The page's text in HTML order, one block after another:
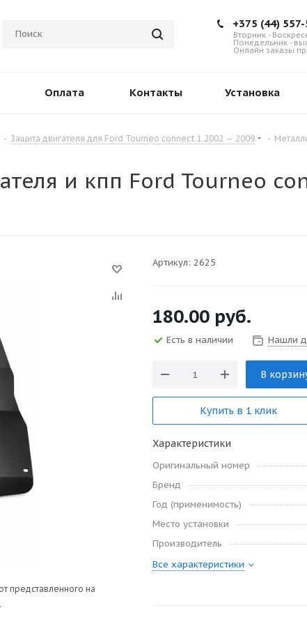
+375 (44)
Вторник -
Понедельник -
Онлайн заказы
Оплата Контакты Установка
- Защита двигателя для Ford Tourneo connect 1 2002 — 2009 -
и кпп Ford Tourneo
представленного на
Артикул: 2625
180.00 руб.
Есть в наличии Нашли
В
Купить в 1 клик
Характеристики
Оригинальный номер
Бренд
Год (применимость)
Место установки
Производитель
Все характеристики